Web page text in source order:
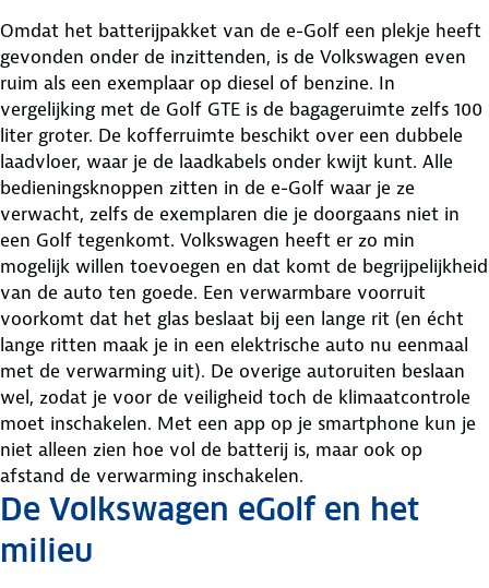
Omdat het batterijpakket van de e-Golf een plekje heeft
gevonden onder de inzittenden, is de Volkswagen even
ruim als een exemplaar op diesel of benzine. In
vergelijking met de Golf GTE is de bagageruimte zelfs 100
liter groter. De kofferruimte beschikt over een dubbele
laadvloer, waar je de laadkabels onder kwijt kunt. Alle
bedieningsknoppen zitten in de e-Golf waar je ze
verwacht, zelfs de exemplaren die je doorgaans niet in
een Golf tegenkomt. Volkswagen heeft er zo min
mogelijk willen toevoegen en dat komt de begrijpelijkheid
van de auto ten goede. Een verwarmbare voorruit
voorkomt dat het glas beslaat bij een lange rit (en écht
lange ritten maak je in een elektrische auto nu eenmaal
met de verwarming uit). De overige autoruiten beslaan
wel, zodat je voor de veiligheid toch de klimaatcontrole
moet inschakelen. Met een app op je smartphone kun je
niet alleen zien hoe vol de batterij is, maar ook op
afstand de verwarming inschakelen.
De Volkswagen eGolf en het
milieu